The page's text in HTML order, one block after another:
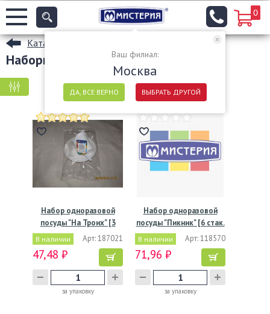
Ваш филиал:
Москва
ДА, ВСЕ ВЕРНО ВЫБРАТЬ ДРУГОЙ
0
Каталог
Наборы одноразовой посуды
Набор одноразовой
посуды "На Троих" [3
стак.…
В наличии Арт: 187021
47,48 ₽
за упаковку
Набор одноразовой
посуды "Пикник" [6 стак.
В наличии Арт: 118570
71,96 ₽
за упаковку